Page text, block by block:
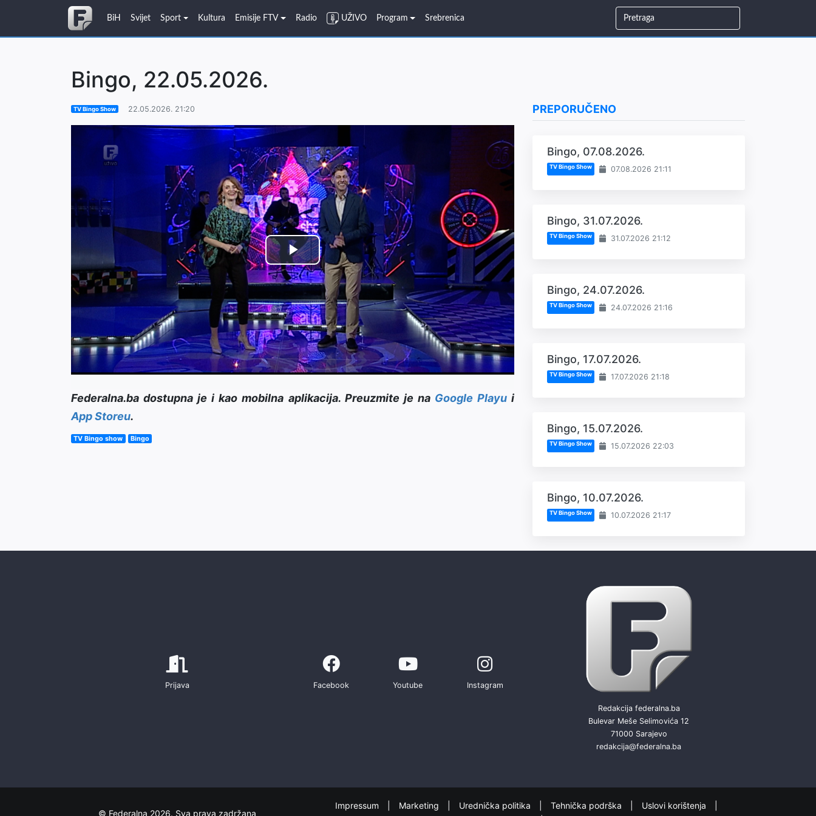
BiH Svijet Sport Kultura Emisije FTV Radio UŽIVO Program Srebrenica
Bingo, 22.05.2026.
TV Bingo Show 22.05.2026. 21:20
Play
Video
Federalna.ba dostupna je i kao mobilna aplikacija. Preuzmite je na Google Playui
App Storeu.
TV Bingo show Bingo
PREPORUČENO
Bingo, 07.08.2026.
TV Bingo Show 07.08.2026 21:11
Bingo, 31.07.2026.
TV Bingo Show 31.07.2026 21:12
Bingo, 24.07.2026.
TV Bingo Show 24.07.2026 21:16
Bingo, 17.07.2026.
TV Bingo Show 17.07.2026 21:18
Bingo, 15.07.2026.
TV Bingo Show 15.07.2026 22:03
Bingo, 10.07.2026.
TV Bingo Show 10.07.2026 21:17
Prijava Facebook Youtube Instagram
Redakcija federalna.ba
Bulevar Meše Selimovića 12
71000 Sarajevo
redakcija@federalna.ba
© Federalna 2026. Sva prava zadržana
Impressum Marketing Urednička politika Tehnička podrška
Uslovi korištenja